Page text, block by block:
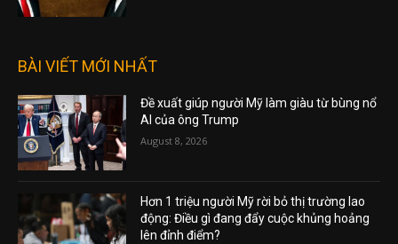
BÀI VIẾT MỚI NHẤT
Đề xuất giúp người Mỹ làm giàu từ bùng nổ
AI của ông Trump
August 8, 2026
Hơn 1 triệu người Mỹ rời bỏ thị trường lao
động: Điều gì đang đẩy cuộc khủng hoảng
lên đỉnh điểm?